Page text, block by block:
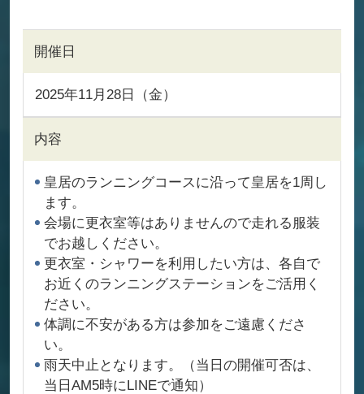
開催日
2025年11月28日（金）
内容
皇居のランニングコースに沿って皇居を1周し
ます。
会場に更衣室等はありませんので走れる服装
でお越しください。
更衣室・シャワーを利用したい方は、各自で
お近くのランニングステーションをご活用く
ださい。
体調に不安がある方は参加をご遠慮くださ
い。
雨天中止となります。（当日の開催可否は、
当日AM5時にLINEで通知）